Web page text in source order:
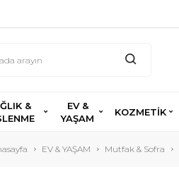
&
EV &
YAŞAM
KOZMETİK
EV & YAŞAM Mutfak & Sofra